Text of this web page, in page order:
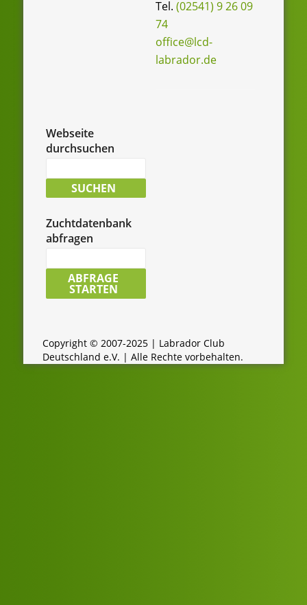
Tel. (02541) 9 26 09
74
office@lcd-
labrador.de
Webseite
durchsuchen
nach:SUCHEN
Zuchtdatenbank
abfragen
Zuchtdatenbank
durchsuchen:
ABFRAGE
STARTEN
Copyright © 2007-2025 | Labrador Club
Deutschland e.V. | Alle Rechte vorbehalten.